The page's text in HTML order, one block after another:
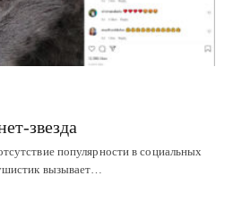
звезда
популярности в социальных
вызывает…